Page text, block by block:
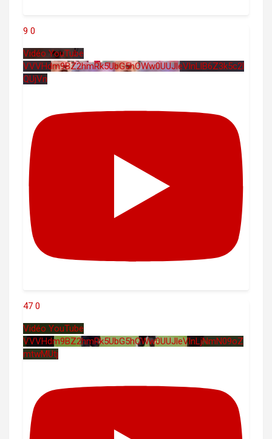
9 0
Vidéo YouTube
VVVHdm9BZ2hmRk5UbG5hOWw0UUJleVlnLlB6Z3k5c2l
QUjVn
47 0
Vidéo YouTube
VVVHdm9BZ2hmRk5UbG5hOWw0UUJleVlnLjNmN09oZ
mtwMUtj